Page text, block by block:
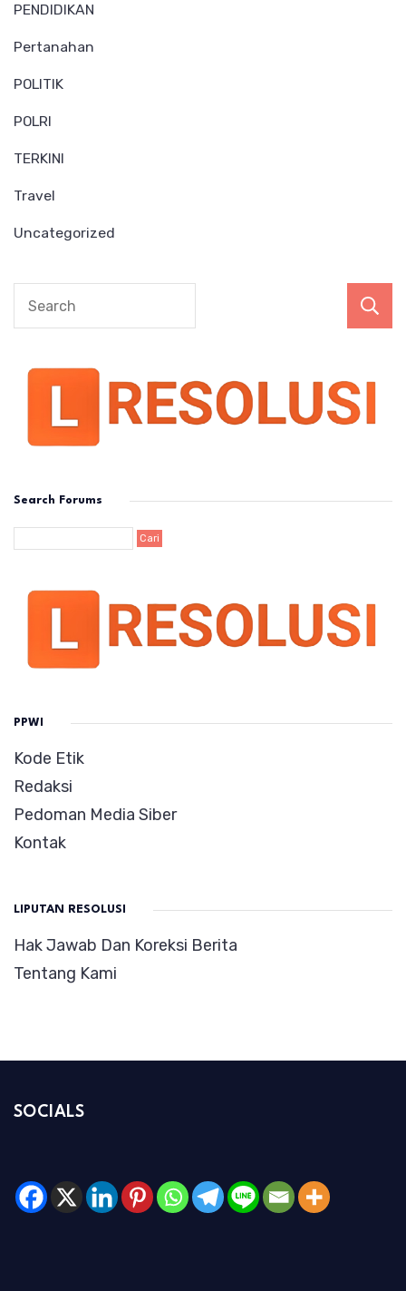
PENDIDIKAN
Pertanahan
POLITIK
POLRI
TERKINI
Travel
Uncategorized
Search Forums
PPWI
Kode Etik
Redaksi
Pedoman Media Siber
Kontak
LIPUTAN RESOLUSI
Hak Jawab Dan Koreksi Berita
Tentang Kami
SOCIALS